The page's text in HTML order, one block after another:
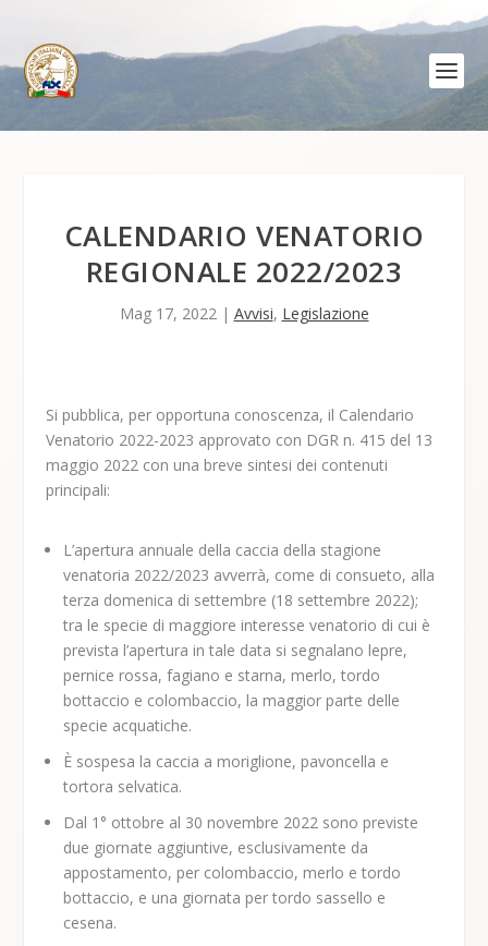
CALENDARIO VENATORIO
REGIONALE 2022/2023
Mag 17, 2022| Avvisi, Legislazione
Si pubblica, per opportuna conoscenza, il Calendario
Venatorio 2022-2023 approvato con DGR n. 415 del 13
maggio 2022 con una breve sintesi dei contenuti
principali:
L’apertura annuale della caccia della stagione
venatoria 2022/2023 avverrà, come di consueto, alla
terza domenica di settembre (18 settembre 2022);
tra le specie di maggiore interesse venatorio di cui è
prevista l’apertura in tale data si segnalano lepre,
pernice rossa, fagiano e starna, merlo, tordo
bottaccio e colombaccio, la maggior parte delle
specie acquatiche.
È sospesa la caccia a moriglione, pavoncella e
tortora selvatica.
Dal 1° ottobre al 30 novembre 2022 sono previste
due giornate aggiuntive, esclusivamente da
appostamento, per colombaccio, merlo e tordo
bottaccio, e una giornata per tordo sassello e
cesena.